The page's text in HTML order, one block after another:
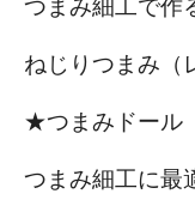
つまみ細工で作
ねじりつまみ（
★つまみドール
つまみ細工に最